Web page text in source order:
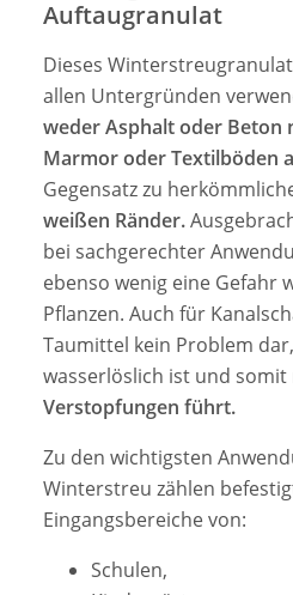
Auftaugranulat
Dieses
allen Untergründen
weder Asphalt oder Beton
Marmor oder Textilböden
Gegensatz zu
weißen Ränder.
bei sachgerechter
ebenso wenig eine Gefahr
Pflanzen. Auch für
Taumittel kein Problem
wasserlöslich ist und somit
Verstopfungen führt.
Zu den wichtigsten
Winterstreu zählen
Eingangsbereiche von:
Schulen,